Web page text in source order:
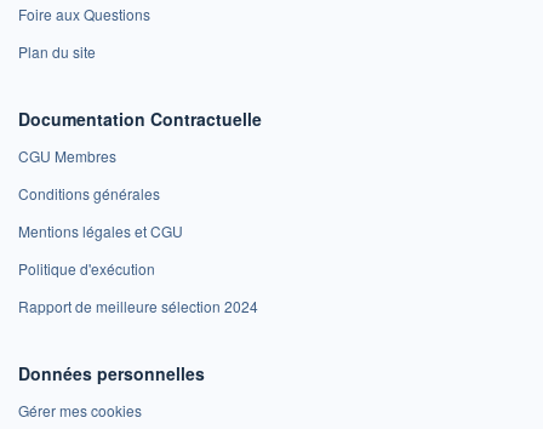
Foire aux Questions
Plan du site
Documentation Contractuelle
CGU Membres
Conditions générales
Mentions légales et CGU
Politique d'exécution
Rapport de meilleure sélection 2024
Données personnelles
Gérer mes cookies